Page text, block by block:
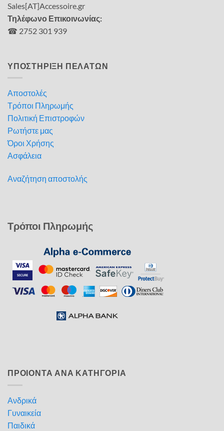
Sales[AT]Accessoire.gr
Τηλέφωνο Επικοινωνίας:
☎ 2752 301 939
ΥΠΟΣΤΗΡΙΞΗ ΠΕΛΑΤΩΝ
Αποστολές
Τρόποι Πληρωμής
Πολιτική Επιστροφών
Ρωτήστε μας
Όροι Χρήσης
Ασφάλεια
Αναζήτηση αποστολής
Τρόποι Πληρωμής
ΠΡΟΙΟΝΤΑ ΑΝΑ ΚΑΤΗΓΟΡΙΑ
Ανδρικά
Γυναικεία
Παιδικά